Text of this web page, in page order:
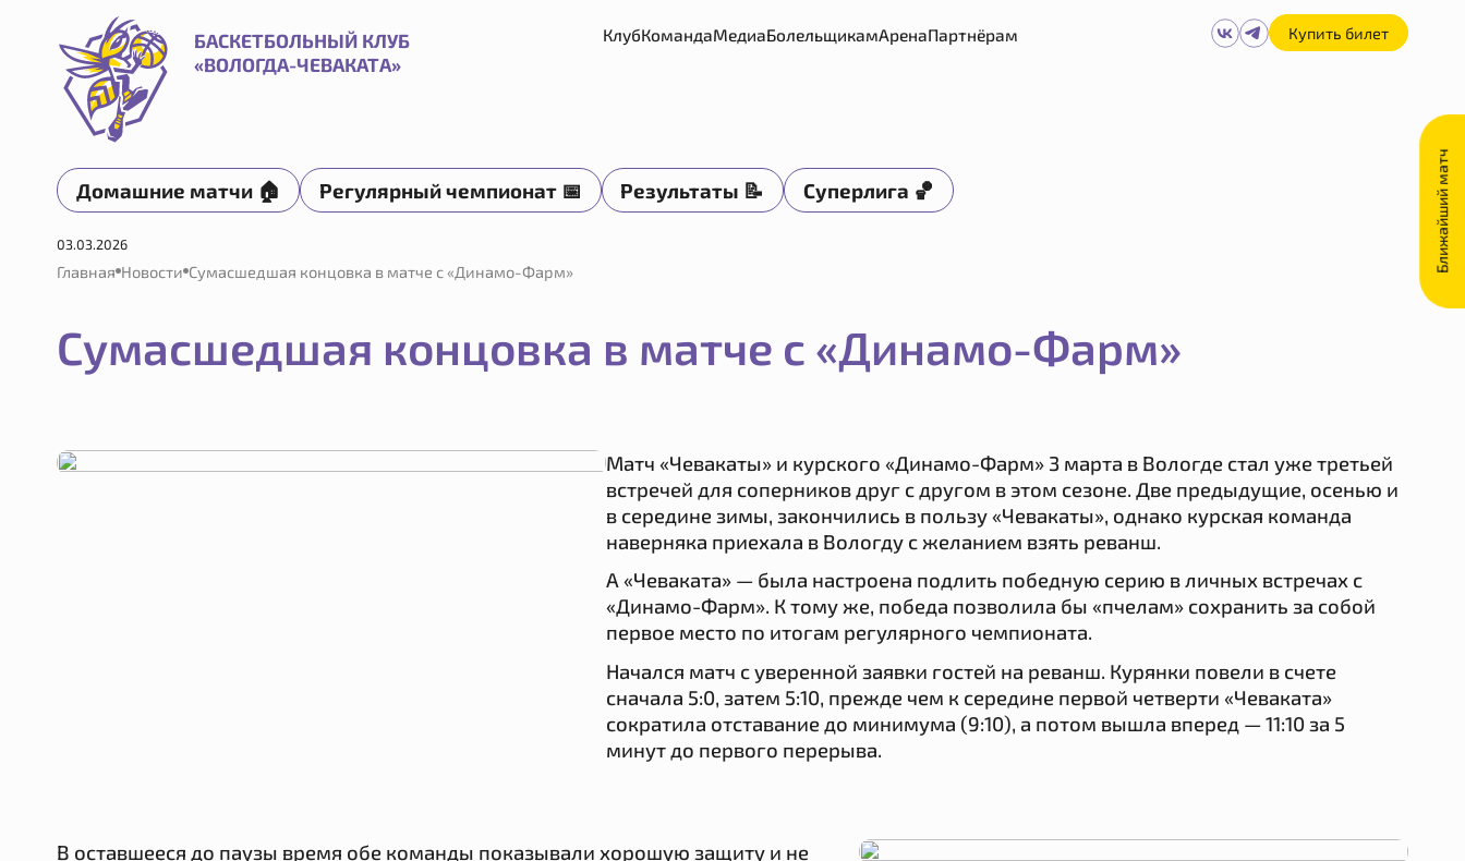
БАСКЕТБОЛЬНЫЙ КЛУБ
«ВОЛОГДА-ЧЕВАКАТА»
КлубКомандаМедиаБолельщикамАренаПартнёрам Купить билет
Домашние матчи 🏠 Регулярный чемпионат 📅 Результаты 📝 Суперлига 🏀
03.03.2026
Главная Новости Сумасшедшая концовка в матче с «Динамо-Фарм»
Сумасшедшая концовка в матче с «Динамо-Фарм»
Матч «Чевакаты» и курского «Динамо-Фарм» 3 марта в Вологде стал уже третьей
встречей для соперников друг с другом в этом сезоне. Две предыдущие, осенью и
в середине зимы, закончились в пользу «Чевакаты», однако курская команда
наверняка приехала в Вологду с желанием взять реванш.
А «Чеваката» — была настроена подлить победную серию в личных встречах с
«Динамо-Фарм». К тому же, победа позволила бы «пчелам» сохранить за собой
первое место по итогам регулярного чемпионата.
Начался матч с уверенной заявки гостей на реванш. Курянки повели в счете
сначала 5:0, затем 5:10, прежде чем к середине первой четверти «Чеваката»
сократила отставание до минимума (9:10), а потом вышла вперед — 11:10 за 5
минут до первого перерыва.
В оставшееся до паузы время обе команды показывали хорошую защиту и не
Ближайший матч